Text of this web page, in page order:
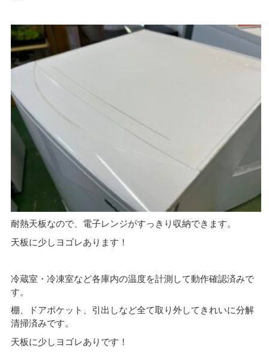
耐熱天板なので、電子レンジがすっきり収納できます。
天板に少しヨゴレあります！
冷蔵室・冷凍室など各庫内の温度を計測して動作確認済みで
す。
棚、ドアポケット、引出しなど全て取り外してきれいに分解
清掃済みです。
天板に少しヨゴレありです！